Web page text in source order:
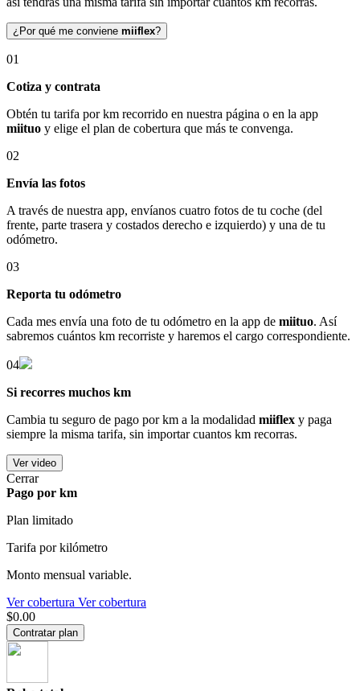
¿Por qué me conviene miiflex?
01
Cotiza y contrata
Obtén tu tarifa por km recorrido en nuestra página o en la app
miituo y elige el plan de cobertura que más te convenga.
02
Envía las fotos
A través de nuestra app, envíanos cuatro fotos de tu coche (del
frente, parte trasera y costados derecho e izquierdo) y una de tu
odómetro.
03
Reporta tu odómetro
Cada mes envía una foto de tu odómetro en la app de miituo. Así
sabremos cuántos km recorriste y haremos el cargo correspondiente.
04
Si recorres muchos km
Cambia tu seguro de pago por km a la modalidad miiflex y paga
siempre la misma tarifa, sin importar cuantos km recorras.
Ver video
Cerrar
Pago por km
Plan limitado
Tarifa por kilómetro
Monto mensual variable.
Ver cobertura Ver cobertura
$0.00
Contratar plan